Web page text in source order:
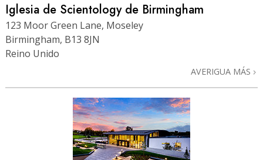
Iglesia de Scientology de Birmingham
123 Moor Green Lane, Moseley
Birmingham, B13 8JN
Reino Unido
AVERIGUA MÁS